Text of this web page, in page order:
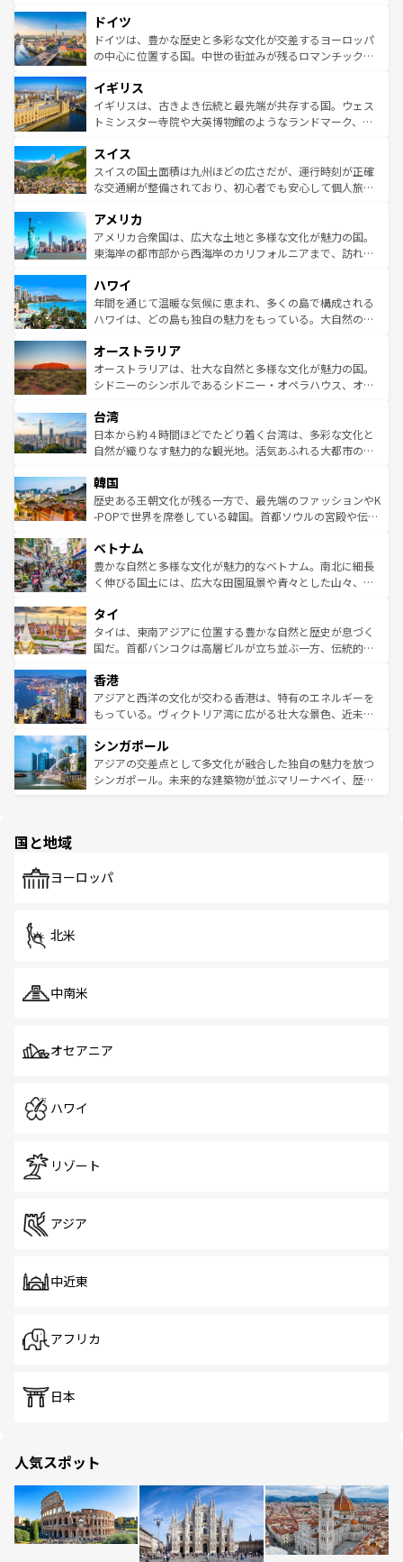
せる。地方によって風土や気候が異なるスペインはその個
性で訪れる人を魅了する。 なお、新着のスペイン情報は コ
ンテンツ一覧を参照してほしい。
で、幅広い魅力が詰まっている。華麗な宮殿、歴史的な大
聖堂、美しいビーチ、そして豊かな自然が、訪れる者を心
から魅了する。また、フランスは美食の国としても知ら
いる。シャンパンの発祥地であるランス、プロヴァンスの
香り高いラベンダー畑など、多彩な楽しみ方が可能だ。さ
らに、パリ以外の地域にも魅力が溢れており、どの街角に
れる地方に足を運ぶとそれぞれで全く異なる文化を体験で
きるだろう。 なお、新着のフランス情報はコンテンツ一覧
を参照してほしい。
ドイツ
ドイツは、豊かな歴史と多彩な文化が交差するヨーロッパ
の中心に位置する国。中世の街並みが残るロマンチック街
顔を持つこの国は、どこを歩いても飽きることがない。ベ
ルリンの文化的活気、バイエルン州のアルプスの絶景、そ
してライン川沿いのワイン畑といった風景は必見。ビール
は、お酒好きな人にはぜひ体験してほしい。 なお、新着の
ドイツ情報はコンテンツ一覧を参照してほしい。
イギリス
イギリスは、古きよき伝統と最先端が共存する国。ウェス
トミンスター寺院や大英博物館のようなランドマーク、歴
リアごとに異なる魅力がある。また、優雅なアフタヌーン
ティー、ビール好きにはたまらない英国パブ、サッカー観
戦など、本場だからこそできる体験も豊富。イギリスを旅
ンツ一覧を参照してほしい。
スイス
スイスの国土面積は九州ほどの広さだが、運行時刻が正確
な交通網が整備されており、初心者でも安心して個人旅行
の建物がそのまま残る町や、スイスならではのユニークな
博物館もあり、アルプス観光だけでなく町歩きも満喫する
ことができる。国民の所得が高いため物価も高いが、旅行
ば市内交通費無料で観光を楽しむこともできる。 なお、新
着のスイス情報はコンテンツ一覧 を参照してほしい。
アメリカ
アメリカ合衆国は、広大な土地と多様な文化が魅力の国。
東海岸の都市部から西海岸のカリフォルニアまで、訪れる
のような巨大都市は、観光、ショッピング、エンターテイ
ンメントが詰まった刺激的なスポットだ。一方、アメリカ
西部には大自然が広がり、グランドキャニオンやイエロー
部のニューオーリンズでは、音楽と美食が融合した独特の
文化が魅力。旅行者はアメリカの各地域で異なる魅力を楽
しみながら、その多様性と豊かな歴史を感じることができ
ならではの贅沢な旅のスタイルだ。 なお、新着のアメリカ
情報はコンテンツ一覧を参照してほしい。
ハワイ
年間を通じて温暖な気候に恵まれ、多くの島で構成される
ハワイは、どの島も独自の魅力をもっている。大自然の神
ワイ島は見逃せない。また、定番の観光地といえばオアフ
島だが、静かな自然を求めるならマウイ島やカウアイ島が
おすすめ。エメラルドグリーンに輝く海をはじめ、豊かな
れるおもてなしの心で訪れる人々を迎えてくれるハワイの
人々、おいしいローカルフードやハワイアンミュージッ
ク、伝統的なフラダンスなど、すべてがハワイの魅力を彩
ワイを、存分に味わってほしい。 なお、新着のハワイ情報
はコンテンツ一覧を参照してほしい。
オーストラリア
オーストラリアは、壮大な自然と多様な文化が魅力の国。
シドニーのシンボルであるシドニー・オペラハウス、オー
リアリーフや大陸中央部にそびえるウルル（エアーズロッ
ク）、タスマニアの美しい原生林やケアンズの熱帯雨林な
ど、見どころがたくさん。また、カフェやワイン、オージ
いる。アクティビティも充実しており、サーフィンやダイ
ビング、ハイキングなど、アウトドア好きにはたまらな
い。オーストラリアの多彩な魅力を存分に味わいつくそ
参照してほしい。
台湾
日本から約４時間ほどでたどり着く台湾は、多彩な文化と
自然が織りなす魅力的な観光地。活気あふれる大都市の台
ン）、静ひつな山岳地帯である台湾東部など、都市の喧騒
と山間の静けさが共存しており、訪れる人に新しい発見と
驚きをもたらしてくれる。また、奥深い台湾の食文化も魅
容にもいいと評判のスイーツなど、バラエティ豊かな料理
が味わえる。 なお、新着の台湾情報は コンテンツ一覧を参
照してほしい。
韓国
歴史ある王朝文化が残る一方で、最先端のファッションやK
-POPで世界を席巻している韓国。首都ソウルの宮殿や伝統
き、地方に足を延ばせば四季折々の自然美を楽しむことが
できる。そして、キムチや焼肉、絶品のストリートフード
まで、さまざまな韓国料理が待っている。夜には、韓国な
リティに包まれながら、韓国の多彩な魅力を心ゆくまで味
わってみてほしい。 なお、新着の韓国情報はコンテンツ一
覧を参照してほしい。
ベトナム
豊かな自然と多様な文化が魅力的なベトナム。南北に細長
く伸びる国土には、広大な田園風景や青々とした山々、世
急速な発展と共に伝統が息づく。ハノイの古い町並みやホ
ーチミン市のフランス統治時代の建物も、独特の雰囲気を
醸し出している。また、バラエティの豊かさとおいしさで
とつ。フォーやバインミー、ベトナムコーヒーなどは、ぜ
ひ現地で味わいたい。どの地域を訪れてもあたたかい人々
が旅行者を迎えてくれるので、きっと忘れられない旅にな
参照してほしい。
タイ
タイは、東南アジアに位置する豊かな自然と歴史が息づく
国だ。首都バンコクは高層ビルが立ち並ぶ一方、伝統的な
の活気が交差している。北部ではチェンマイなどの山岳地
帯で自然と触れ合い、南部ではプーケットやクラビの美し
いビーチでリゾート気分を楽しむことができる。タイ料理
激する。気候は一年中温暖で、どの季節にも異なる楽しみ
が待っている。親しみやすいタイの人々、仏教を中心とし
た文化、そして多様な観光資源が、訪れる旅人を魅了し続
香港
アジアと西洋の文化が交わる香港は、特有のエネルギーを
もっている。ヴィクトリア湾に広がる壮大な景色、近未来
み、どこを訪れても感動するはず。観光スポットが密集し
ており、効率よく見どころを回れるのも魅力。息をのむよ
うな絶景から文化的な体験まで、香港を存分に楽しみ尽く
シンガポール
アジアの交差点として多文化が融合した独自の魅力を放つ
シンガポール。未来的な建築物が並ぶマリーナベイ、歴史
で、ホーカーズは地元の風情を楽しめる外せないスポット
国と地域
ヨーロッパ
北米
中南米
オセアニア
ハワイ
リゾート
アジア
中近東
アフリカ
日本
人気スポット